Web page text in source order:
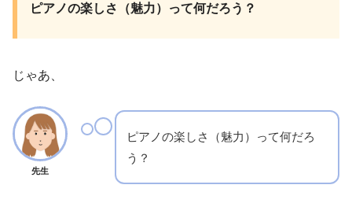
ピアノの楽しさ（魅力）って何だろう？
じゃあ、
先生
ピアノの楽しさ（魅力）って何だろ
う？